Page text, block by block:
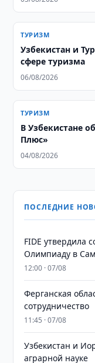
ТУРИЗМ
Узбекистан и
сфере туризма
06/08/2026
ТУРИЗМ
В Узбекистане
Плюс»
04/08/2026
ПОСЛЕДНИЕ
FIDE утвердила
Олимпиаду в
12:00 · 07/08
Ферганская
сотрудничество
11:45 · 07/08
Узбекистан и
аграрной науке